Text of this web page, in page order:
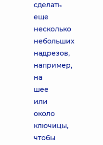
сделать
еще
несколько
небольших
надрезов,
например,
на
шее
или
около
ключицы,
чтобы